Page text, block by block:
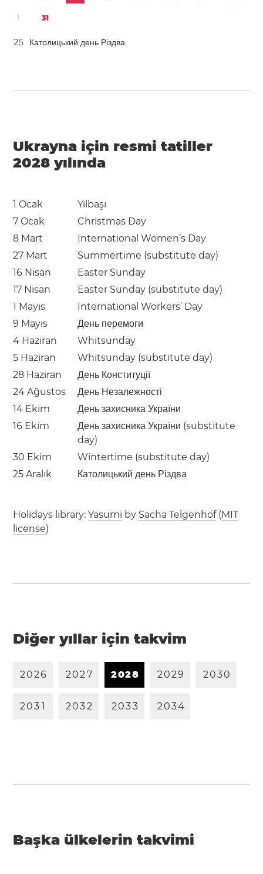
1 31
25 Католицький день Різдва
Ukrayna için resmi tatiller
2028 yılında
1 Ocak
Yılbaşı
7 Ocak
Christmas Day
8 Mart
International Women’s Day
27 Mart
Summertime (substitute day)
16 Nisan
Easter Sunday
17 Nisan
Easter Sunday (substitute day)
1 Mayıs
International Workers’ Day
9 Mayıs
День перемоги
4 Haziran
Whitsunday
5 Haziran
Whitsunday (substitute day)
28 Haziran
День Конституції
24 Ağustos
День Незалежності
14 Ekim
День захисника України
16 Ekim
День захисника України (substitute
day)
30 Ekim
Wintertime (substitute day)
25 Aralık
Католицький день Різдва
Holidays library:Yasumi by Sacha Telgenhof(MIT
license)
Diğer yıllar için takvim
2026 2027 2028 2029 2030
203 1 2032 2033 2034
Başka ülkelerin takvimi